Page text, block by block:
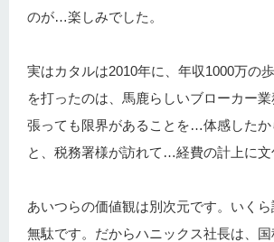
のが…楽しみでした。
実はカタルは2010年に、年収1000万の
を打ったのは、馬鹿らしいブローカー
張っても限界があることを…体感したか
と、税務署様が訪れて…経費の計上に文
あいつらの価値観は別次元です。いく
無駄です。だからハニックス社長は、